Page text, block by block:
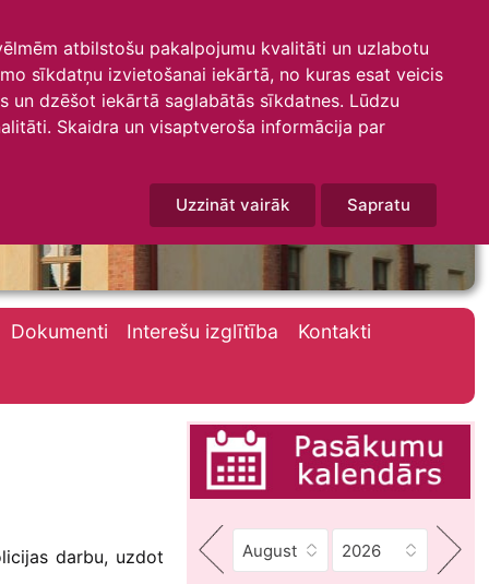
atbilstošu pakalpojumu kvalitāti un uzlabotu
sīkdatņu izvietošanai iekārtā, no kuras esat veicis
un dzēšot iekārtā saglabātās sīkdatnes. Lūdzu
Skaidra un visaptveroša informācija par
Uzzināt vairāk Sapratu
Dokumenti Interešu izglītība Kontakti
darbu, uzdot